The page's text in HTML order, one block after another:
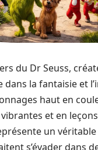
du Dr Seuss,
la fantaisie et
haut en
et en
un
s’évader dans